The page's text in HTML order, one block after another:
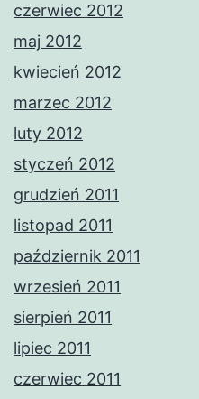
czerwiec 2012
maj 2012
kwiecień 2012
marzec 2012
luty 2012
styczeń 2012
grudzień 2011
listopad 2011
październik 2011
wrzesień 2011
sierpień 2011
lipiec 2011
czerwiec 2011